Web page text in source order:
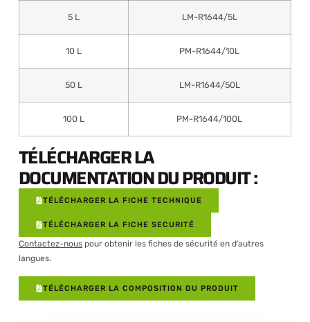
5 L LM-R1644/5L
10 L PM-R1644/10L
50 L LM-R1644/50L
100 L PM-R1644/100L
TÉLÉCHARGER LA
DOCUMENTATION DU PRODUIT :
TÉLÉCHARGER LA FICHE TECHNIQUE
TÉLÉCHARGER LA FICHE SECURITÉ
Contactez-nouspour obtenir les fiches de sécurité en d’autres
langues.
TÉLÉCHARGER LA COMPOSITION DU PRODUIT